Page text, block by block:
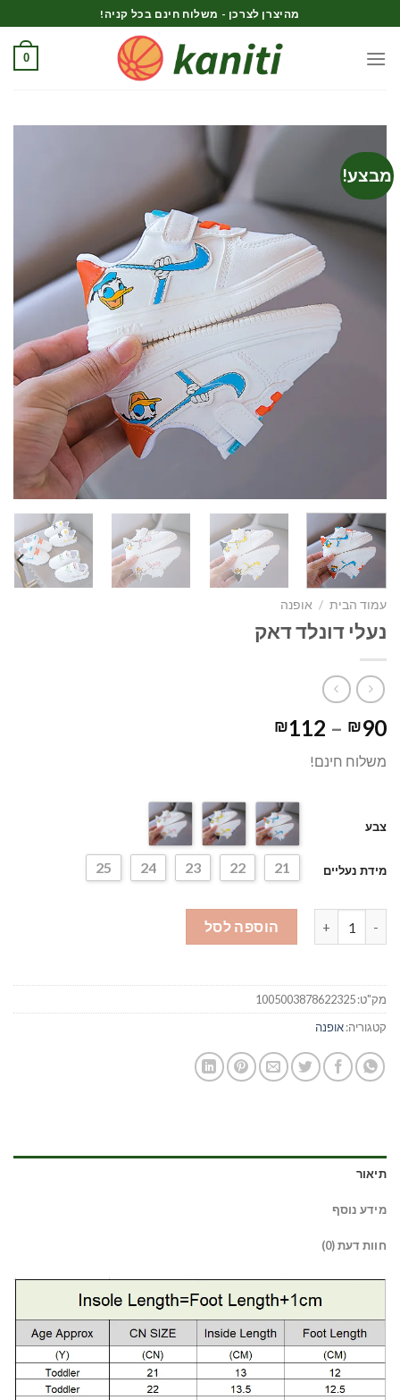
to
content
מהיצרן לצרכן - משלוח חינם בכל קניה!
0
מבצע!
עמוד הבית / אופנה
נעלי דונלד דאק
₪90
–
₪112
משלוח חינם!
צבע
מידת נעליים 21
22
23
24
25
הוספה לסל
מק"ט:1005003878622325
קטגוריה:אופנה
תיאור
מידע נוסף
חוות דעת (0)